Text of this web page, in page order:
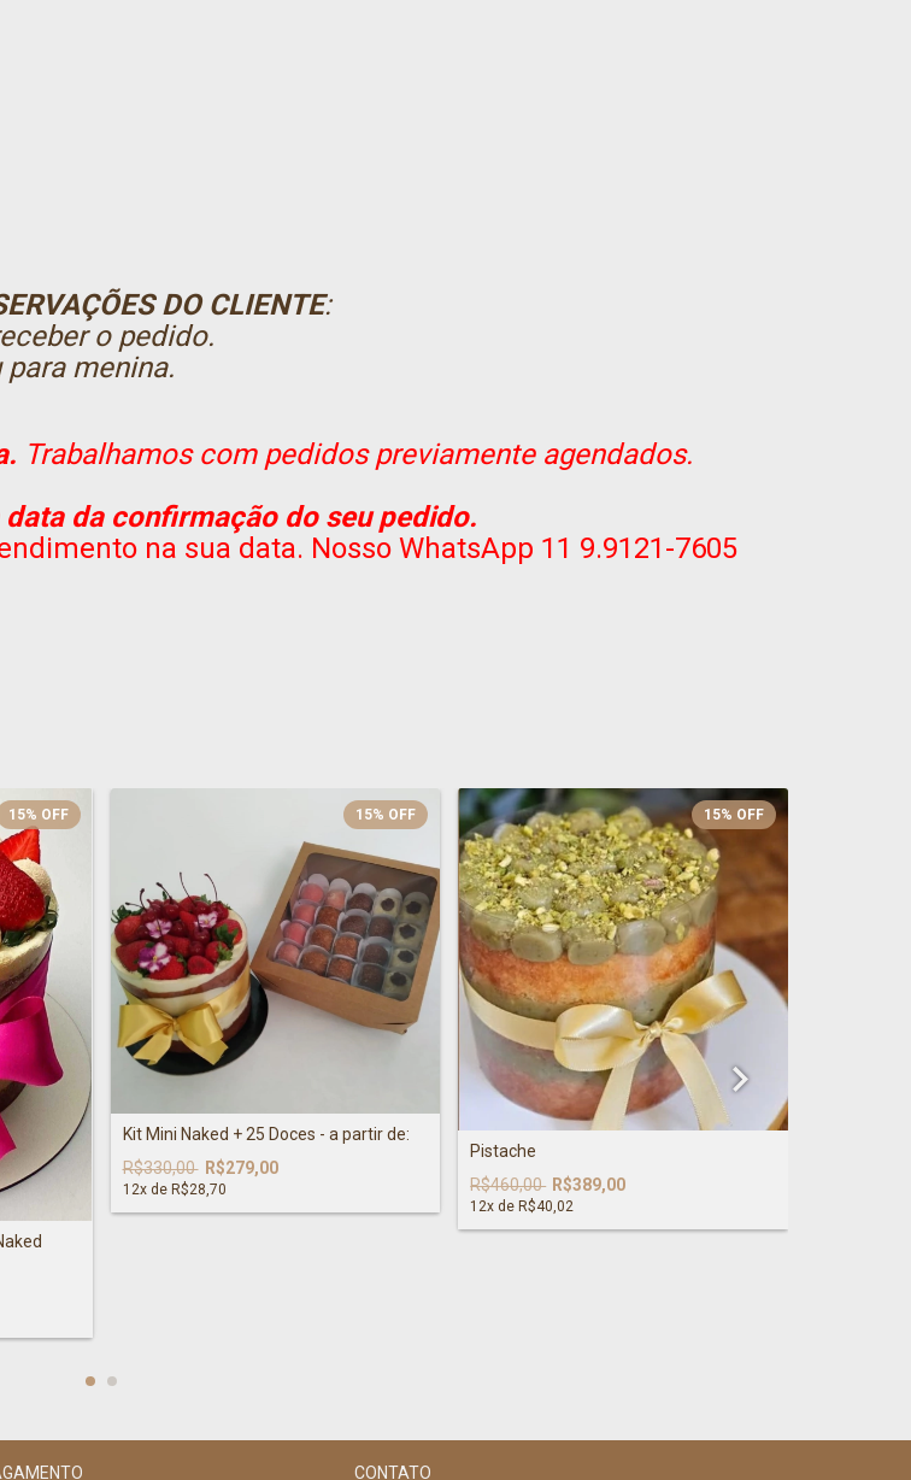
DO CLIENTE:
o pedido.
menina.
Trabalhamos com pedidos previamente agendados.
da confirmação do seu pedido.
na sua data. Nosso WhatsApp 11 9.9121-7605
15% OFF 15% OFF
Kit Mini Naked + 25 Doces - a partir de:
R$330,00 R$279,00
12x de R$28,70
15% OFF
Pistache
R$460,00 R$389,00
12x de R$40,02
CONTATO